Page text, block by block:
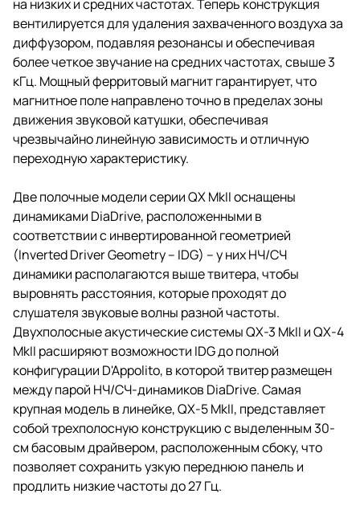
на низких и средних частотах. Теперь конструкция
вентилируется для удаления захваченного воздуха за
диффузором, подавляя резонансы и обеспечивая
более четкое звучание на средних частотах, свыше 3
кГц. Мощный ферритовый магнит гарантирует, что
магнитное поле направлено точно в пределах зоны
движения звуковой катушки, обеспечивая
чрезвычайно линейную зависимость и отличную
переходную характеристику.
Две полочные модели серии QX MkII оснащены
динамиками DiaDrive, расположенными в
соответствии с инвертированной геометрией
(Inverted Driver Geometry – IDG) – у них НЧ/СЧ
динамики располагаются выше твитера, чтобы
выровнять расстояния, которые проходят до
слушателя звуковые волны разной частоты.
Двухполосные акустические системы QX-3 MkII и QX-4
MkII расширяют возможности IDG до полной
конфигурации D'Appolito, в которой твитер размещен
между парой НЧ/СЧ-динамиков DiaDrive. Самая
крупная модель в линейке, QX-5 MkII, представляет
собой трехполосную конструкцию с выделенным 30-
см басовым драйвером, расположенным сбоку, что
позволяет сохранить узкую переднюю панель и
продлить низкие частоты до 27 Гц.